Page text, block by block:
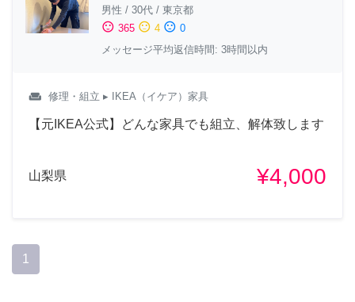
男性 / 30代 / 東京都
sentiment_satisfied 365 sentiment_neutral 4 sentiment_dissatisfied 0
メッセージ平均返信時間: 3時間以内
weekend 修理・組立 ▸ IKEA（イケア）家具
【元IKEA公式】どんな家具でも組立、解体致します
山梨県 ¥4,000
1